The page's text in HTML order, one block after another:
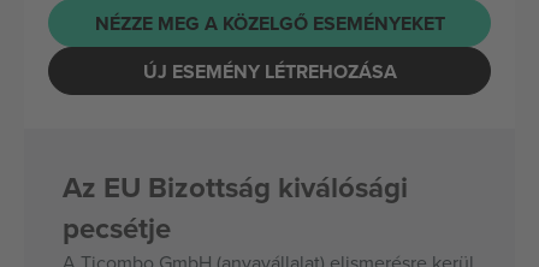
NÉZZE MEG A KÖZELGŐ ESEMÉNYEKET
ÚJ ESEMÉNY LÉTREHOZÁSA
Az EU Bizottság kiválósági
pecsétje